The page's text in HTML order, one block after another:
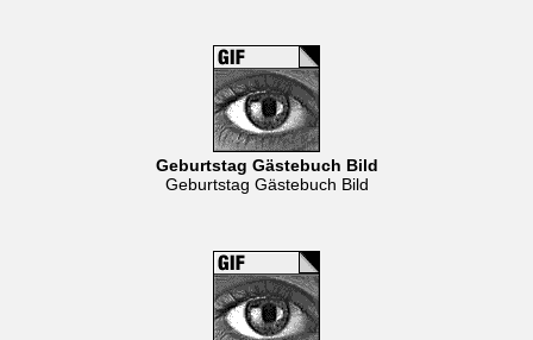
Geburtstag Gästebuch Bild
Geburtstag Gästebuch Bild